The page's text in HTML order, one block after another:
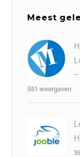
Meest
551 weergaven